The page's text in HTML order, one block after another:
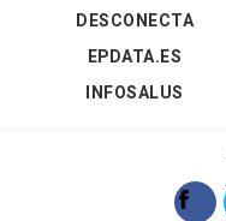
DESCONECTA
EPDATA.ES
INFOSALUS